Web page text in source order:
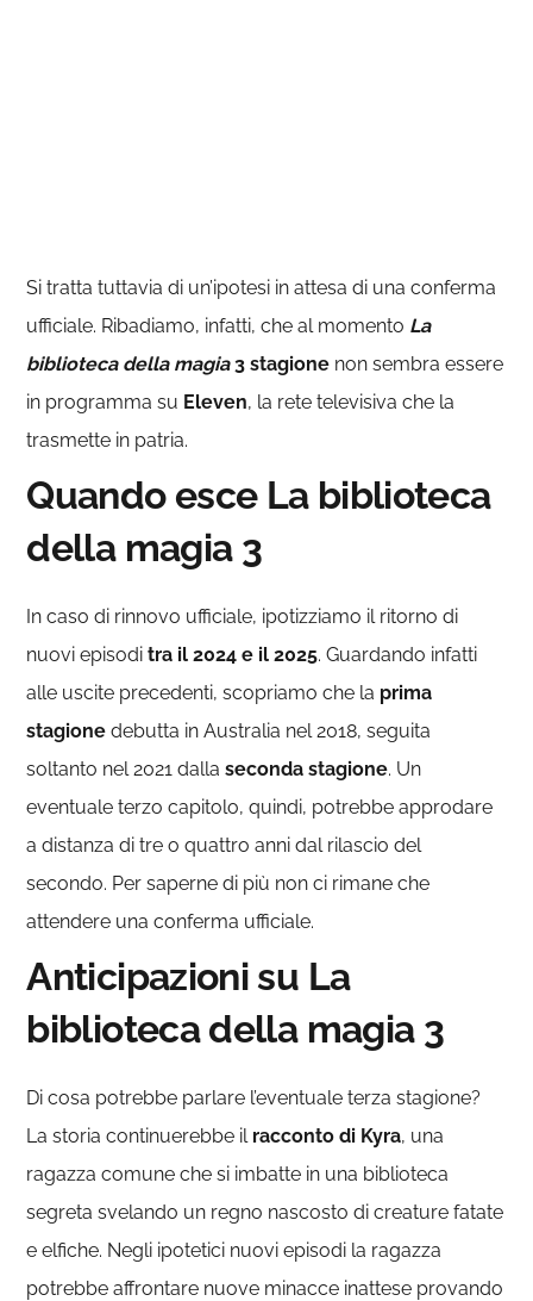
Si tratta tuttavia di un’ipotesi in attesa di una conferma
ufficiale. Ribadiamo, infatti, che al momento La
biblioteca della magia3 stagione non sembra essere
in programma su Eleven, la rete televisiva che la
trasmette in patria.
Quando esce La biblioteca
della magia 3
In caso di rinnovo ufficiale, ipotizziamo il ritorno di
nuovi episoditra il 2024 e il 2025. Guardando infatti
alle uscite precedenti, scopriamo che la prima
stagione debutta in Australia nel 2018, seguita
soltanto nel 2021 dallaseconda stagione. Un
eventuale terzo capitolo, quindi, potrebbe approdare
a distanza di tre o quattro anni dal rilascio del
secondo. Per saperne di più non ci rimane che
attendere una conferma ufficiale.
Anticipazioni su La
biblioteca della magia 3
Di cosa potrebbe parlare l’eventuale terza stagione?
La storia continuerebbe il racconto di Kyra, una
ragazza comune che si imbatte in una biblioteca
segreta svelando un regno nascosto di creature fatate
e elfiche. Negli ipotetici nuovi episodi la ragazza
potrebbe affrontare nuove minacce inattese provando